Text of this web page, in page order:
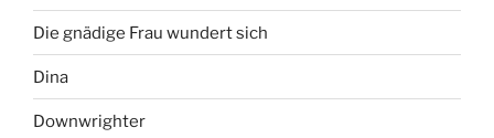
Die gnädige Frau wundert sich
Dina
Downwrighter